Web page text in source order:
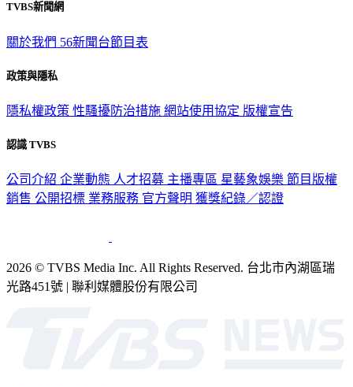
TVBS新聞網
關於我們 56新聞台節目表
政策與隱私
隱私權政策 性騷擾防治措施 網站使用協定 版權宣告
認識 TVBS
公司介紹 企業動態 人才招募 主播專區 星藝象娛樂 節目版權
銷售 公開招標 業務服務 官方聲明 獲獎紀錄／認證
2026 © TVBS Media Inc. All Rights Reserved. 台北市內湖區瑞
光路451號 | 聯利媒體股份有限公司